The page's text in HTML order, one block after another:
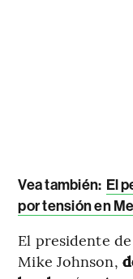
Vea también: El
por tensión en
El presidente
Mike Johnson,